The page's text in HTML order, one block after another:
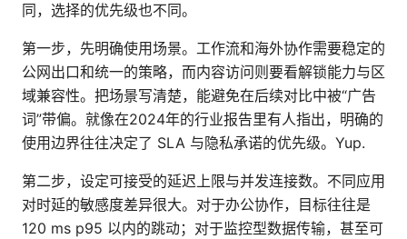
同，选择的优先级也不同。
第一步，先明确使用场景。工作流和海外协作需要稳定的
公网出口和统一的策略，而内容访问则要看解锁能力与区
域兼容性。把场景写清楚，能避免在后续对比中被“广告
词”带偏。就像在2024年的行业报告里有人指出，明确的
使用边界往往决定了 SLA 与隐私承诺的优先级。Yup.
第二步，设定可接受的延迟上限与并发连接数。不同应用
对时延的敏感度差异很大。对于办公协作，目标往往是
120 ms p95 以内的跳动；对于监控型数据传输，甚至可